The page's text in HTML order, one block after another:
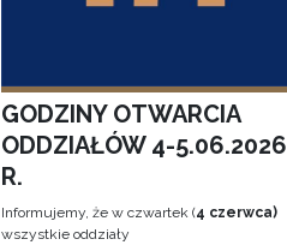
GODZINY OTWARCIA
ODDZIAŁÓW 4-5.06.2026
R.
Informujemy, że w czwartek (4 czerwca)
wszystkie oddziały